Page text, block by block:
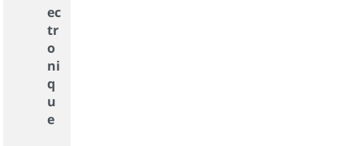
ec
tr
o
ni
q
u
e